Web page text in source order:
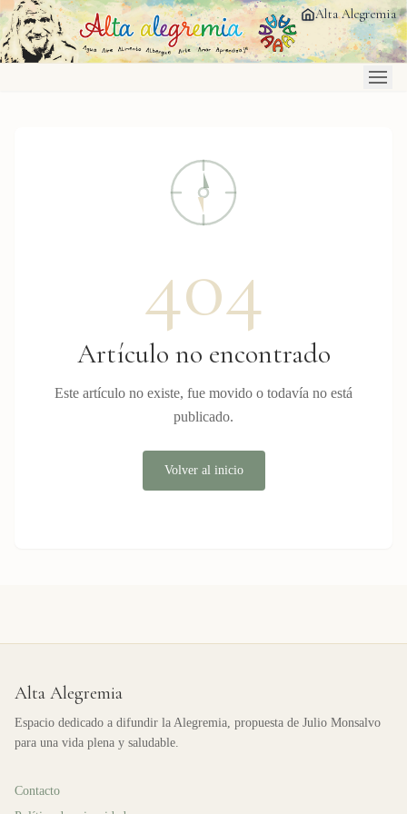
Saltar al contenido principal Alta Alegremia
404
Artículo no encontrado
Este artículo no existe, fue movido o todavía no está
publicado.
Volver al inicio
Alta Alegremia
Espacio dedicado a difundir la Alegremia, propuesta de Julio Monsalvo
para una vida plena y saludable.
Contacto